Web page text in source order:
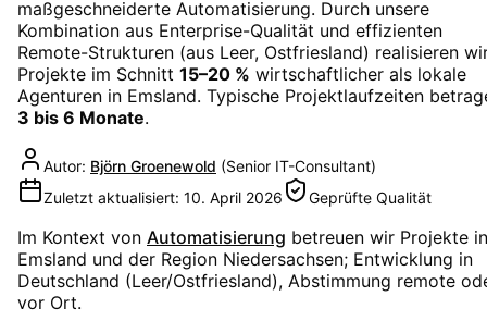
maßgeschneiderte Automatisierung. Durch unsere
Kombination aus Enterprise-Qualität und effizienten
Remote-Strukturen (aus Leer, Ostfriesland) realisieren
Projekte im Schnitt 15–20 % wirtschaftlicher als lokale
Agenturen in Emsland. Typische Projektlaufzeiten
3 bis 6 Monate.
Autor: Björn Groenewold (Senior IT-Consultant)
Zuletzt aktualisiert: 10. April 2026 Geprüfte Qualität
Im Kontext von Automatisierung betreuen wir Projekte in
Emsland und der Region Niedersachsen; Entwicklung in
Deutschland (Leer/Ostfriesland), Abstimmung remote
vor Ort.